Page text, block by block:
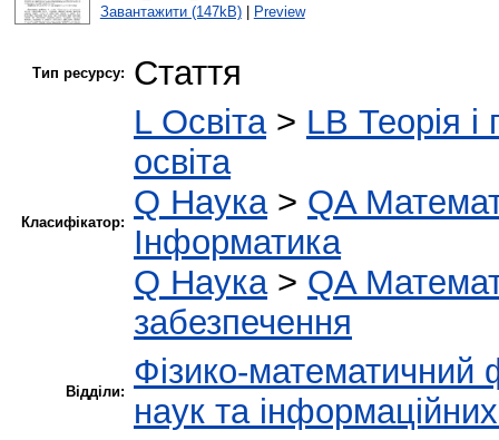
Завантажити (147kB)| Preview
Тип ресурсу: Стаття
Класифікатор:
L Освіта> LB Теорія і
освіта
Q Наука> QA
Інформатика
Q Наука> QA
забезпечення
Відділи:
Фізико-математичний
наук та